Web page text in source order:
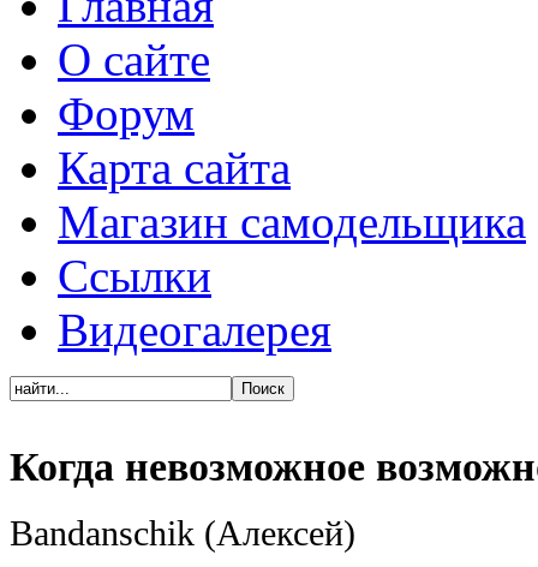
О сайте
Форум
Карта сайта
Магазин самодельщика
Ссылки
Видеогалерея
Когда невозможное
Bandanschik (Алексей)